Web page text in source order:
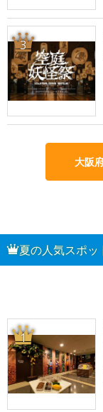
3
大阪
夏の人気スポッ
1